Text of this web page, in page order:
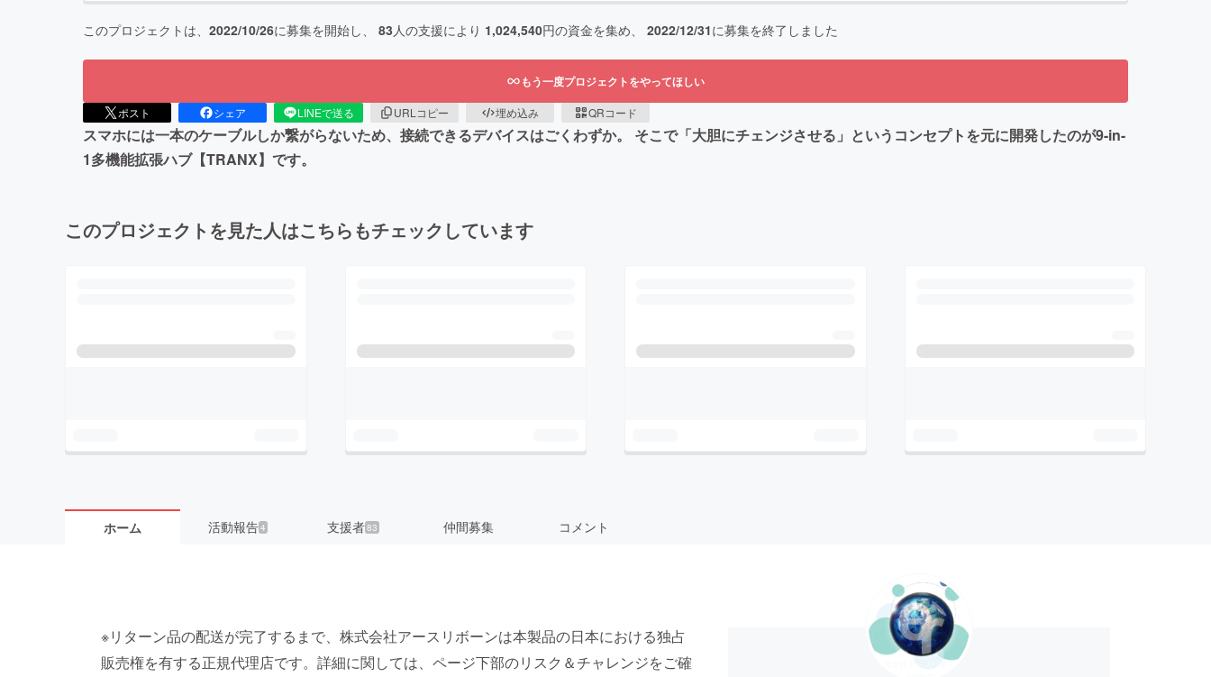
このプロジェクトは、 2022/10/26に募集を開始し、 83 人の支援により 1,024,540円の資金を集め、 2022/12/31に募集を終了しました
もう一度プロジェクトをやってほしい
ポスト シェア LINEで送る URLコピー 埋め込み QRコード
スマホには一本のケーブルしか繋がらないため、接続できるデバイスはごくわずか。 そこで「大胆にチェンジさせる」というコンセプトを元に開発したのが9-in-
1多機能拡張ハブ【TRANX】です。
このプロジェクトを見た人はこちらもチェックしています
ホーム 活動報告4 支援者83 仲間募集 コメント
※リターン品の配送が完了するまで、株式会社アースリボーンは本製品の日本における独占
販売権を有する正規代理店です。詳細に関しては、ページ下部のリスク＆チャレンジをご確